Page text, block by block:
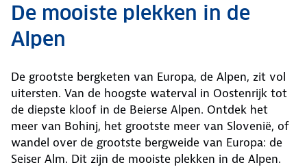
De mooiste plekken in de
Alpen
De grootste bergketen van Europa, de Alpen, zit vol
uitersten. Van de hoogste waterval in Oostenrijk tot
de diepste kloof in de Beierse Alpen. Ontdek het
meer van Bohinj, het grootste meer van Slovenië, of
wandel over de grootste bergweide van Europa: de
Seiser Alm. Dit zijn de mooiste plekken in de Alpen.